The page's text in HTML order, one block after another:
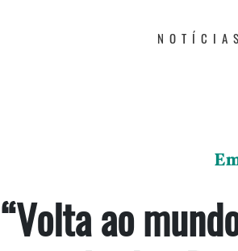
“Volta ao